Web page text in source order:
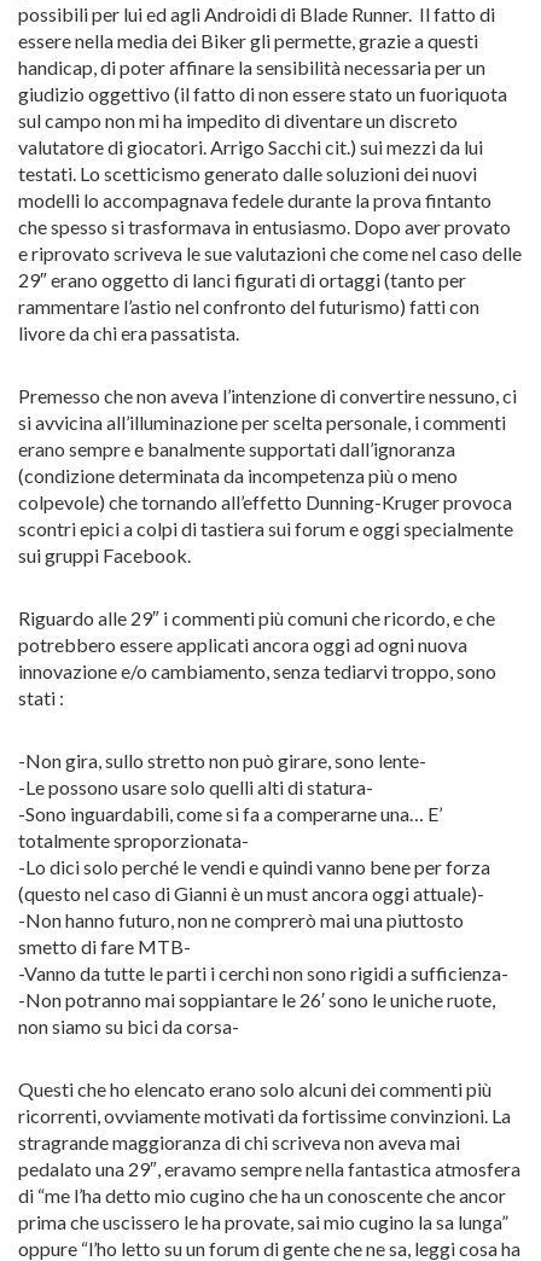
possibili per lui ed agli Androidi di Blade Runner. Il fatto di
essere nella media dei Biker gli permette, grazie a questi
handicap, di poter affinare la sensibilità necessaria per un
giudizio oggettivo (il fatto di non essere stato un fuoriquota
sul campo non mi ha impedito di diventare un discreto
valutatore di giocatori. Arrigo Sacchi cit.) sui mezzi da lui
testati. Lo scetticismo generato dalle soluzioni dei nuovi
modelli lo accompagnava fedele durante la prova fintanto
che spesso si trasformava in entusiasmo. Dopo aver provato
e riprovato scriveva le sue valutazioni che come nel caso delle
29″ erano oggetto di lanci figurati di ortaggi (tanto per
rammentare l’astio nel confronto del futurismo) fatti con
livore da chi era passatista.
Premesso che non aveva l’intenzione di convertire nessuno, ci
si avvicina all’illuminazione per scelta personale, i commenti
erano sempre e banalmente supportati dall’ignoranza
(condizione determinata da incompetenza più o meno
colpevole) che tornando all’effetto Dunning-Kruger provoca
scontri epici a colpi di tastiera sui forum e oggi specialmente
sui gruppi Facebook.
Riguardo alle 29″ i commenti più comuni che ricordo, e che
potrebbero essere applicati ancora oggi ad ogni nuova
innovazione e/o cambiamento, senza tediarvi troppo, sono
stati :
-Non gira, sullo stretto non può girare, sono lente-
-Le possono usare solo quelli alti di statura-
-Sono inguardabili, come si fa a comperarne una… E’
totalmente sproporzionata-
-Lo dici solo perché le vendi e quindi vanno bene per forza
(questo nel caso di Gianni è un must ancora oggi attuale)-
-Non hanno futuro, non ne comprerò mai una piuttosto
smetto di fare MTB-
-Vanno da tutte le parti i cerchi non sono rigidi a sufficienza-
-Non potranno mai soppiantare le 26′ sono le uniche ruote,
non siamo su bici da corsa-
Questi che ho elencato erano solo alcuni dei commenti più
ricorrenti, ovviamente motivati da fortissime convinzioni. La
stragrande maggioranza di chi scriveva non aveva mai
pedalato una 29″, eravamo sempre nella fantastica atmosfera
di “me l’ha detto mio cugino che ha un conoscente che ancor
prima che uscissero le ha provate, sai mio cugino la sa lunga”
oppure “l’ho letto su un forum di gente che ne sa, leggi cosa ha